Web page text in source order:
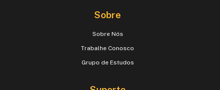
Sobre
Sobre Nós
Trabalhe Conosco
Grupo de Estudos